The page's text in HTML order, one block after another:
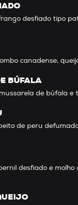
desfiado tipo
canadense,
BÚFALA
de búfala e
de peru
desfiado e molho